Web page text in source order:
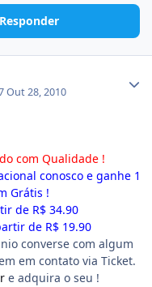
Responder
Out 28, 2010
com Qualidade !
conosco e ganhe 1
Grátis !
de R$ 34.90
de R$ 19.90
converse com algum
em contato via Ticket.
e adquira o seu !